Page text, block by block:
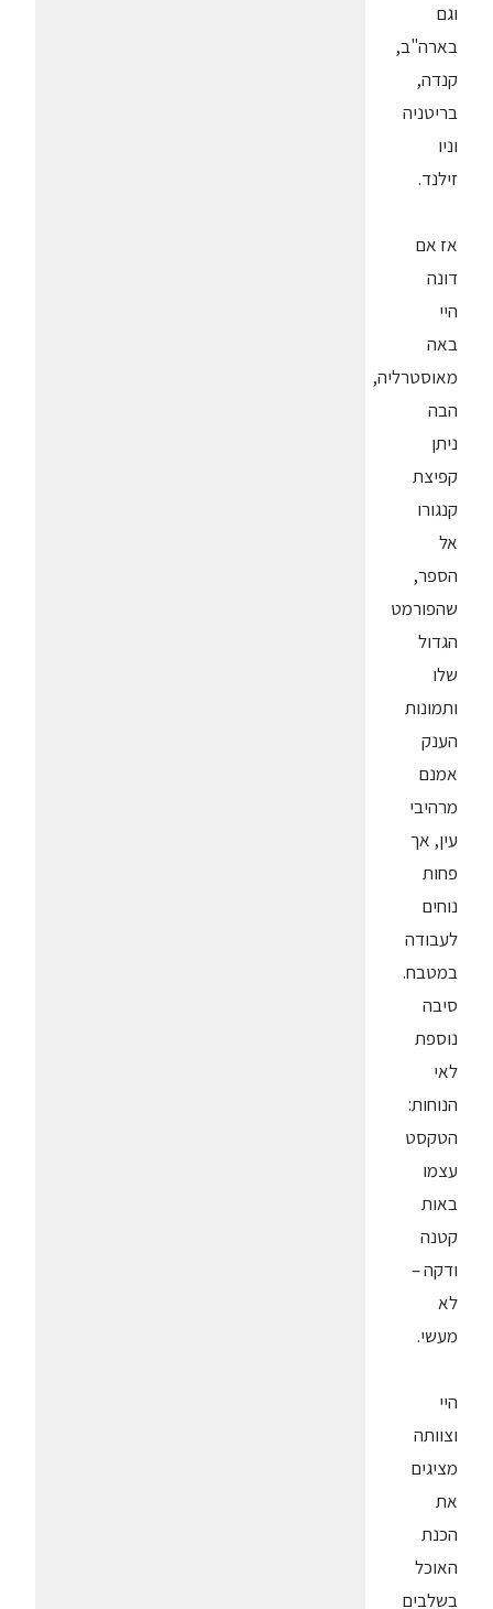
וגם
בארה"ב,
קנדה,
בריטניה
וניו
זילנד.
אז אם
דונה
היי
באה
מאוסטרליה,
הבה
ניתן
קפיצת
קנגורו
אל
הספר,
שהפורמט
הגדול
שלו
ותמונות
הענק
אמנם
מרהיבי
עין, אך
פחות
נוחים
לעבודה
במטבח.
סיבה
נוספת
לאי
הנוחות:
הטקסט
עצמו
באות
קטנה
ודקה –
לא
מעשי.
היי
וצוותה
מציגים
את
הכנת
האוכל
בשלבים